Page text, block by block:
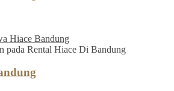
Hiace Bandung
pada Rental Hiace Di Bandung